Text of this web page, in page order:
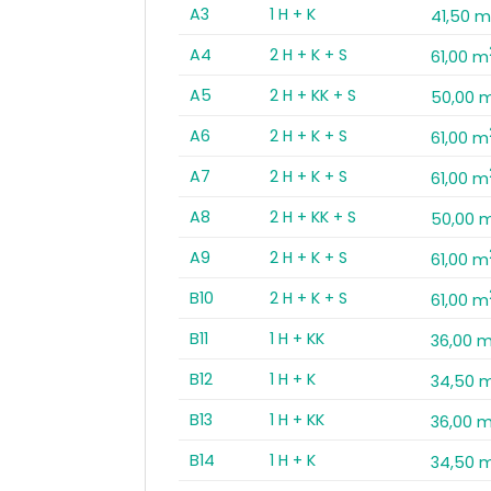
A3 1 H + K
41,50 m
A4
2 H + K + S 61,00 m
A5 2 H + KK + S
50,00
A6
2 H + K + S 61,00 m
A7 2 H + K + S 61,00 m
A8 2 H + KK + S
50,00
A9
2 H + K + S 61,00 m
B10 2 H + K + S 61,00 m
B11 1 H + KK
36,00
B12
1 H + K
34,50
B13
1 H + KK
36,00
B14
1 H + K
34,50